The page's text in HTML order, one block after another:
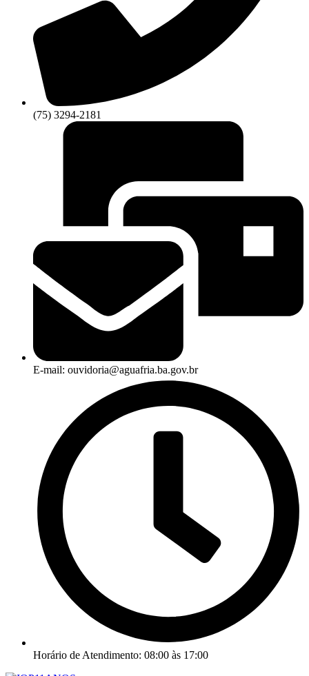
(75) 3294-2181
E-mail: ouvidoria@aguafria.ba.gov.br
Horário de Atendimento: 08:00 às 17:00